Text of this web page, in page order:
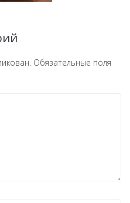
Обязательные поля